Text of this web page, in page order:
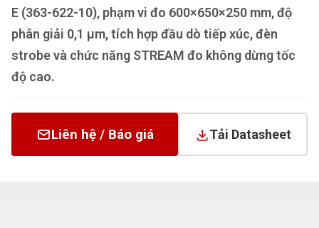
E (363-622-10), phạm vi đo 600×650×250 mm, độ
phân giải 0,1 µm, tích hợp đầu dò tiếp xúc, đèn
strobe và chức năng STREAM đo không dừng tốc
độ cao.
Liên hệ / Báo giá Tải Datasheet